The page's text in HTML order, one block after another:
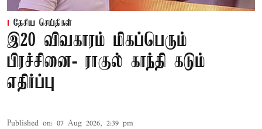
தேசிய செய்திகள்
இ20 விவகாரம் மிகப்பெரும்
பிரச்சினை- ராகுல் காந்தி கடும்
எதிர்ப்பு
Published on: 07 Aug 2026, 2:39 pm